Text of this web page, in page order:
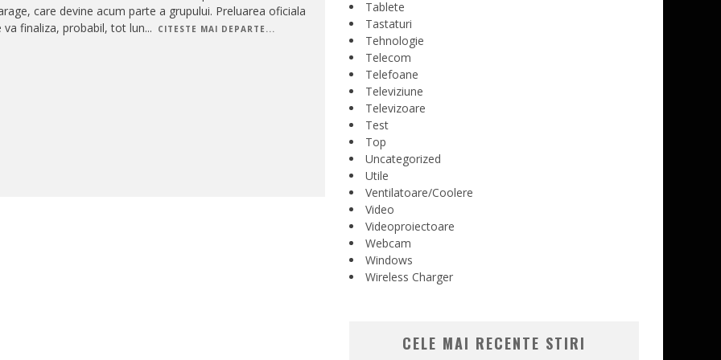
care devine acum parte a grupului. Preluarea oficiala
va finaliza, probabil, tot lun... CITESTE MAI DEPARTE...
Tablete
Tastaturi
Tehnologie
Telecom
Telefoane
Televiziune
Televizoare
Test
Top
Uncategorized
Utile
Ventilatoare/Coolere
Video
Videoproiectoare
Webcam
Windows
Wireless Charger
CELE MAI RECENTE STIRI